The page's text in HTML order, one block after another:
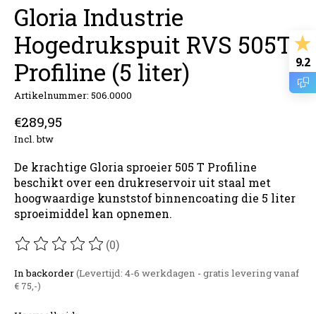
Gloria Industrie
Hogedrukspuit RVS 505T
Profiline (5 liter)
Artikelnummer: 506.0000
€289,95
Incl. btw
De krachtige Gloria sproeier 505 T Profiline
beschikt over een drukreservoir uit staal met
hoogwaardige kunststof binnencoating die 5 liter
sproeimiddel kan opnemen.
De beoordeling van dit product is
(0)
In backorder(Levertijd: 4-6 werkdagen - gratis levering vanaf
€ 75,-)
9.2